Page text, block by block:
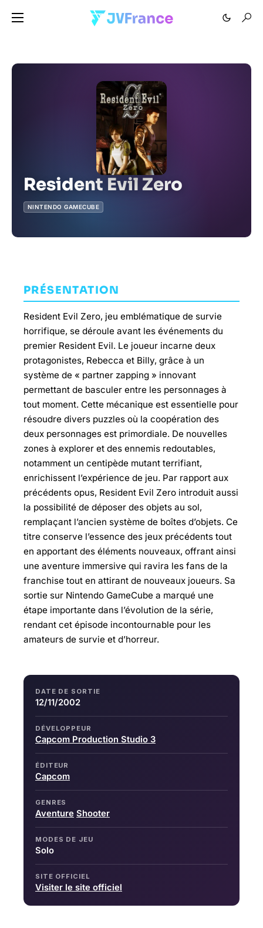
Resident Evil Zero
NINTENDO GAMECUBE
PRÉSENTATION
Resident Evil Zero, jeu emblématique de survie
horrifique, se déroule avant les événements du
premier Resident Evil. Le joueur incarne deux
protagonistes, Rebecca et Billy, grâce à un
système de « partner zapping » innovant
permettant de basculer entre les personnages à
tout moment. Cette mécanique est essentielle pour
résoudre divers puzzles où la coopération des
deux personnages est primordiale. De nouvelles
zones à explorer et des ennemis redoutables,
notamment un centipède mutant terrifiant,
enrichissent l’expérience de jeu. Par rapport aux
précédents opus, Resident Evil Zero introduit aussi
la possibilité de déposer des objets au sol,
remplaçant l’ancien système de boîtes d’objets. Ce
titre conserve l’essence des jeux précédents tout
en apportant des éléments nouveaux, offrant ainsi
une aventure immersive qui ravira les fans de la
franchise tout en attirant de nouveaux joueurs. Sa
sortie sur Nintendo GameCube a marqué une
étape importante dans l’évolution de la série,
rendant cet épisode incontournable pour les
amateurs de survie et d’horreur.
DATE DE SORTIE
12/11/2002
DÉVELOPPEUR
Capcom Production Studio 3
ÉDITEUR
Capcom
GENRES
Aventure Shooter
MODES DE JEU
Solo
SITE OFFICIEL
Visiter le site officiel